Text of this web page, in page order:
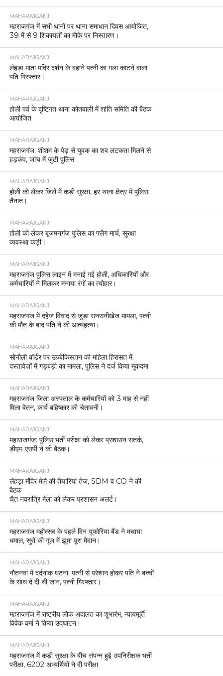
MAHARAJGANJ
महराजगंज में सभी थानों पर थाना समाधान दिवस आयोजित,
39 में से 9 शिकायतों का मौके पर निस्तारण।
MAHARAJGANJ
लेहड़ा माता मंदिर दर्शन के बहाने पत्नी का गला काटने वाला
पति गिरफ्तार।
MAHARAJGANJ
होली पर्व के दृष्टिगत थाना कोतवाली में शांति समिति की बैठक
आयोजित
MAHARAJGANJ
महराजगंज: शीशम के पेड़ से युवक का शव लटकता मिलने से
हड़कंप, जांच में जुटी पुलिस
MAHARAJGANJ
होली को लेकर जिले में कड़ी सुरक्षा, हर थाना क्षेत्र में पुलिस
तैनात।
MAHARAJGANJ
होली को लेकर बृजमनगंज पुलिस का फ्लैग मार्च, सुरक्षा
व्यवस्था कड़ी।
MAHARAJGANJ
महराजगंज पुलिस लाइन में मनाई गई होली, अधिकारियों और
कर्मचारियों ने मिलकर मनाया रंगों का त्योहार।
MAHARAJGANJ
महराजगंज में दहेज विवाद से जुड़ा सनसनीखेज मामला, पत्नी
की मौत के बाद पति ने की आत्महत्या।
MAHARAJGANJ
सोनौली बॉर्डर पर उज़्बेकिस्तान की महिला हिरासत में
दस्तावेज़ों में गड़बड़ी का मामला, पुलिस ने दर्ज किया मुकदमा
MAHARAJGANJ
महराजगंज जिला अस्पताल के कर्मचारियों को 3 माह से नहीं
मिला वेतन, कार्य बहिष्कार की चेतावनी।
MAHARAJGANJ
महाराजगंज: पुलिस भर्ती परीक्षा को लेकर प्रशासन सतर्क,
डीएम-एसपी ने की बैठक।
MAHARAJGANJ
लेहड़ा मंदिर मेले की तैयारियां तेज, SDM व CO ने की
बैठक
चैत नवरात्रि मेला को लेकर प्रशासन अलर्ट।
MAHARAJGANJ
महराजगंज महोत्सव के पहले दिन यूफोरिया बैंड ने मचाया
धमाल, सुरों की गूंज में झूमा पूरा मैदान।
MAHARAJGANJ
नौतनवां में दर्दनाक घटना: पत्नी से परेशान होकर पति ने बच्चों
के साथ दे दी थी जान, पत्नी गिरफ्तार।
MAHARAJGANJ
महराजगंज में राष्ट्रीय लोक अदालत का शुभारंभ, न्यायमूर्ति
विवेक वर्मा ने किया उद्घाटन।
MAHARAJGANJ
महराजगंज में कड़ी सुरक्षा के बीच संपन्न हुई उपनिरीक्षक भर्ती
परीक्षा, 6202 अभ्यर्थियों ने दी परीक्षा